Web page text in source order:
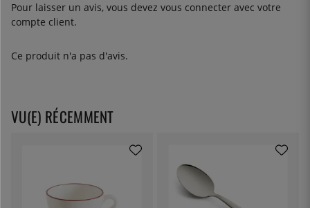
Pour laisser un avis, vous devez vous connecter avec votre
compte client.
Ce produit n'a pas d'avis.
VU(E) RÉCEMMENT